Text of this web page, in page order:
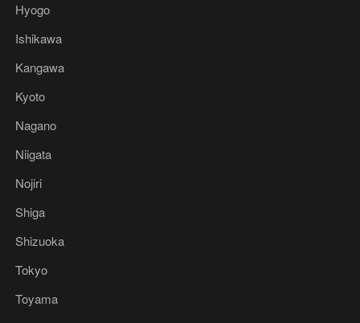
Hyogo
Ishikawa
Kangawa
Kyoto
Nagano
Niigata
Nojiri
Shiga
Shizuoka
Tokyo
Toyama